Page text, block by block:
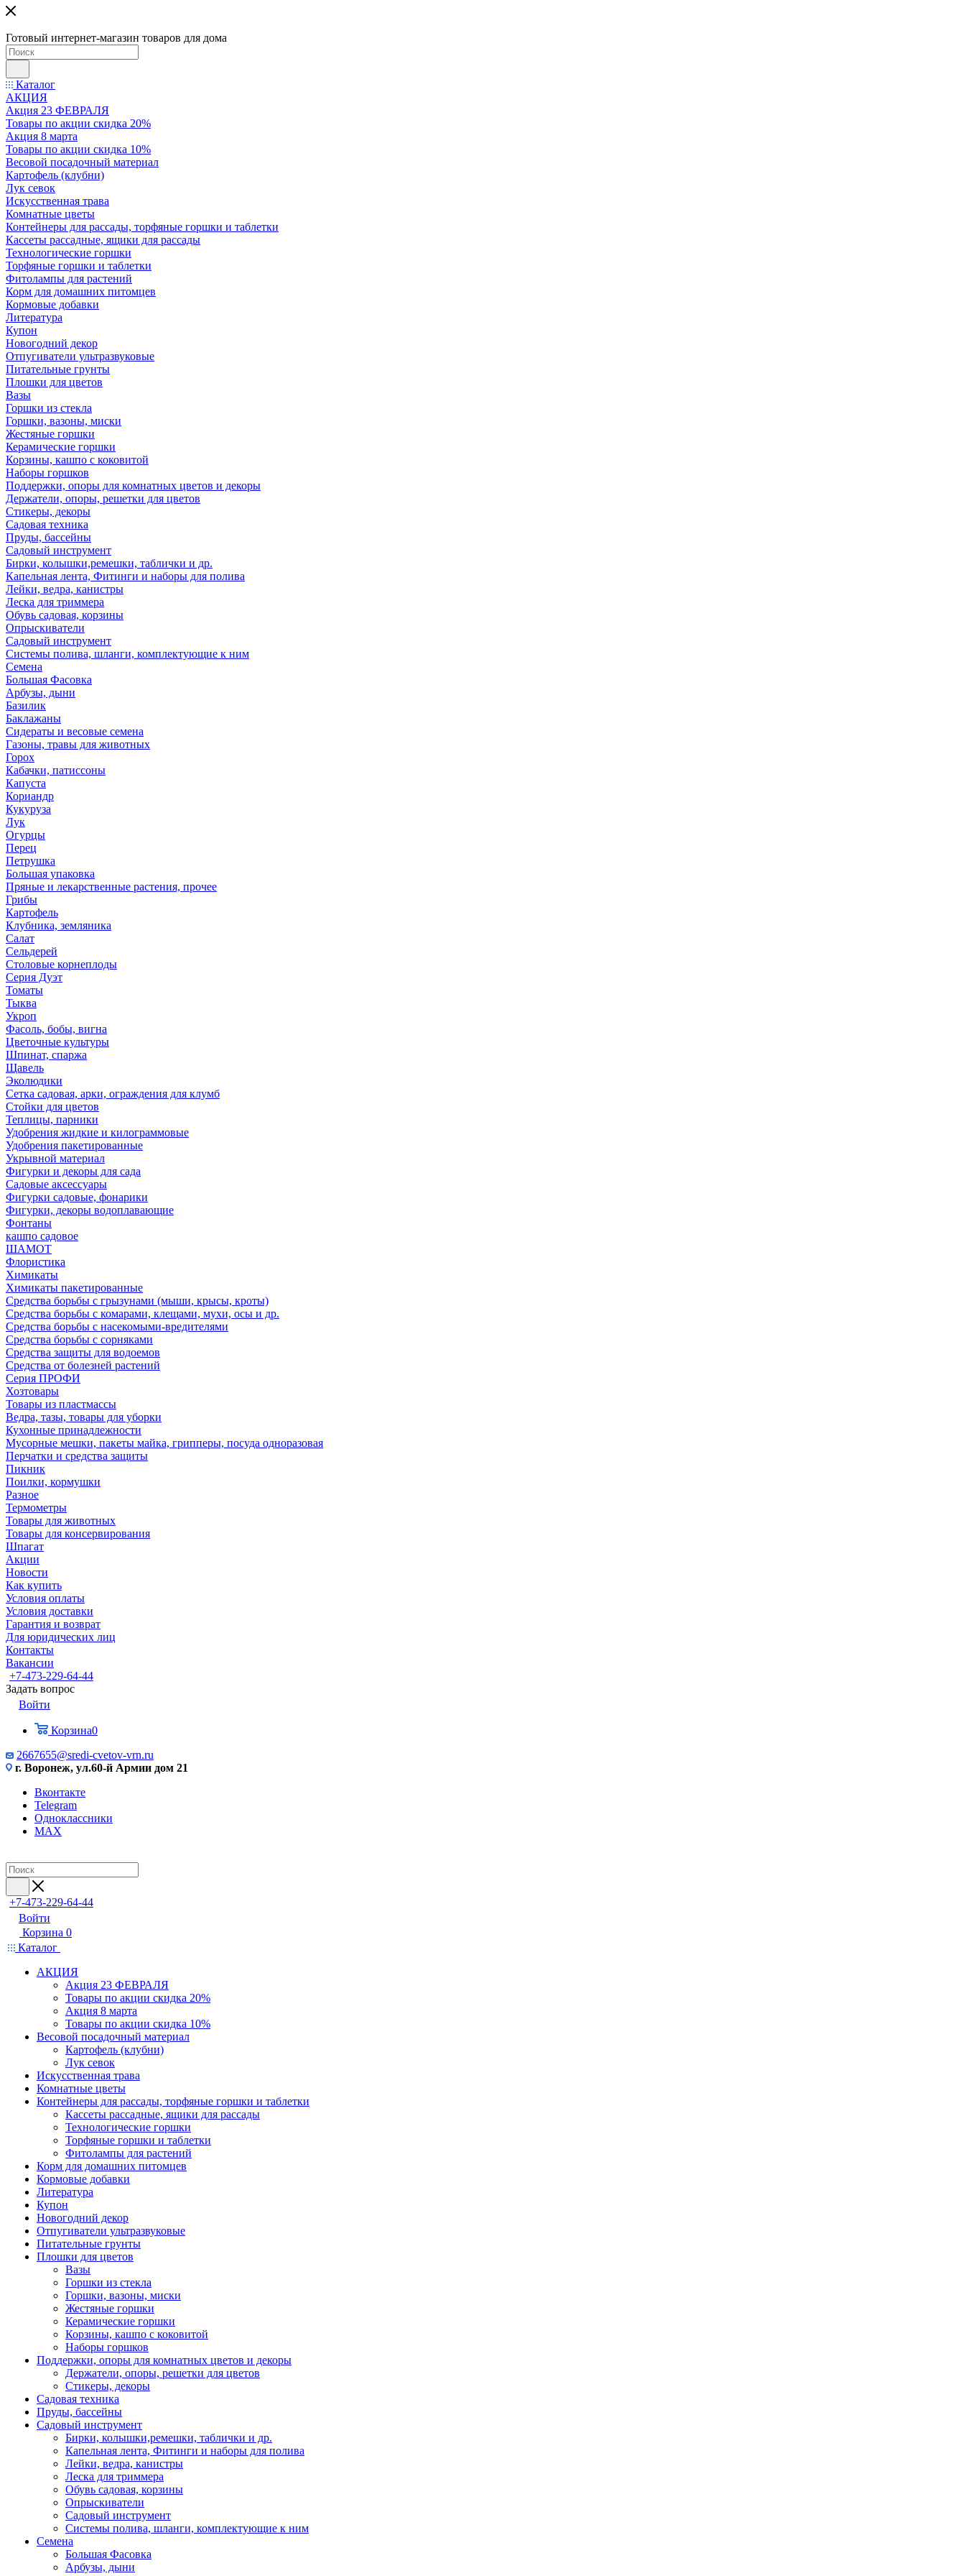
Готовый интернет-магазин товаров для дома
Каталог
АКЦИЯ
Акция 23 ФЕВРАЛЯ
Товары по акции скидка 20%
Акция 8 марта
Товары по акции скидка 10%
Весовой посадочный материал
Картофель (клубни)
Лук севок
Искусственная трава
Комнатные цветы
Контейнеры для рассады, торфяные горшки и таблетки
Кассеты рассадные, ящики для рассады
Технологические горшки
Торфяные горшки и таблетки
Фитолампы для растений
Корм для домашних питомцев
Кормовые добавки
Литература
Купон
Новогодний декор
Отпугиватели ультразвуковые
Питательные грунты
Плошки для цветов
Вазы
Горшки из стекла
Горшки, вазоны, миски
Жестяные горшки
Керамические горшки
Корзины, кашпо с коковитой
Наборы горшков
Поддержки, опоры для комнатных цветов и декоры
Держатели, опоры, решетки для цветов
Стикеры, декоры
Садовая техника
Пруды, бассейны
Садовый инструмент
Бирки, колышки,ремешки, таблички и др.
Капельная лента, Фитинги и наборы для полива
Лейки, ведра, канистры
Леска для триммера
Обувь садовая, корзины
Опрыскиватели
Садовый инструмент
Системы полива, шланги, комплектующие к ним
Семена
Большая Фасовка
Арбузы, дыни
Базилик
Баклажаны
Сидераты и весовые семена
Газоны, травы для животных
Горох
Кабачки, патиссоны
Капуста
Кориандр
Кукуруза
Лук
Огурцы
Перец
Петрушка
Большая упаковка
Пряные и лекарственные растения, прочее
Грибы
Картофель
Клубника, земляника
Салат
Сельдерей
Столовые корнеплоды
Серия Дуэт
Томаты
Тыква
Укроп
Фасоль, бобы, вигна
Цветочные культуры
Шпинат, спаржа
Щавель
Эколюдики
Сетка садовая, арки, ограждения для клумб
Стойки для цветов
Теплицы, парники
Удобрения жидкие и килограммовые
Удобрения пакетированные
Укрывной материал
Фигурки и декоры для сада
Садовые аксессуары
Фигурки садовые, фонарики
Фигурки, декоры водоплавающие
Фонтаны
кашпо садовое
ШАМОТ
Флористика
Химикаты
Химикаты пакетированные
Средства борьбы с грызунами (мыши, крысы, кроты)
Средства борьбы с комарами, клещами, мухи, осы и др.
Средства борьбы с насекомыми-вредителями
Средства борьбы с сорняками
Средства защиты для водоемов
Средства от болезней растений
Серия ПРОФИ
Хозтовары
Товары из пластмассы
Ведра, тазы, товары для уборки
Кухонные принадлежности
Мусорные мешки, пакеты майка, грипперы, посуда одноразовая
Перчатки и средства защиты
Пикник
Поилки, кормушки
Разное
Термометры
Товары для животных
Товары для консервирования
Шпагат
Акции
Новости
Как купить
Условия оплаты
Условия доставки
Гарантия и возврат
Для юридических лиц
Контакты
Вакансии
+7-473-229-64-44
Задать вопрос
Войти
Корзина0
2667655@sredi-cvetov-vrn.ru
г. Воронеж, ул.60-й Армии дом 21
Вконтакте
Telegram
Одноклассники
MAX
+7-473-229-64-44
Войти
Корзина 0
Каталог
АКЦИЯ
Акция 23 ФЕВРАЛЯ
Товары по акции скидка 20%
Акция 8 марта
Товары по акции скидка 10%
Весовой посадочный материал
Картофель (клубни)
Лук севок
Искусственная трава
Комнатные цветы
Контейнеры для рассады, торфяные горшки и таблетки
Кассеты рассадные, ящики для рассады
Технологические горшки
Торфяные горшки и таблетки
Фитолампы для растений
Корм для домашних питомцев
Кормовые добавки
Литература
Купон
Новогодний декор
Отпугиватели ультразвуковые
Питательные грунты
Плошки для цветов
Вазы
Горшки из стекла
Горшки, вазоны, миски
Жестяные горшки
Керамические горшки
Корзины, кашпо с коковитой
Наборы горшков
Поддержки, опоры для комнатных цветов и декоры
Держатели, опоры, решетки для цветов
Стикеры, декоры
Садовая техника
Пруды, бассейны
Садовый инструмент
Бирки, колышки,ремешки, таблички и др.
Капельная лента, Фитинги и наборы для полива
Лейки, ведра, канистры
Леска для триммера
Обувь садовая, корзины
Опрыскиватели
Садовый инструмент
Системы полива, шланги, комплектующие к ним
Семена
Большая Фасовка
Арбузы, дыни